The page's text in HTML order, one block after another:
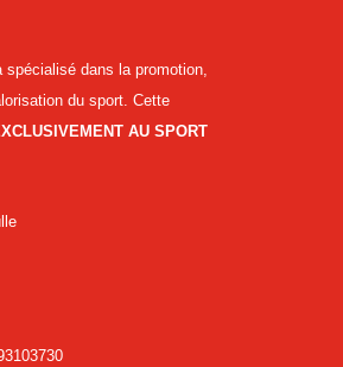
dans la promotion,
du sport. Cette
AU SPORT